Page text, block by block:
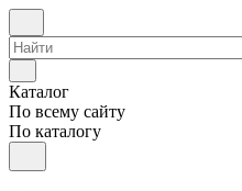
Каталог
По всему сайту
По каталогу